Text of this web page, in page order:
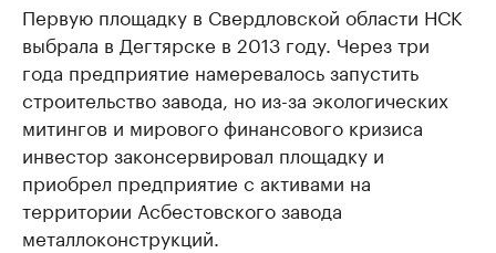
Первую площадку в Свердловской области НСК
выбрала в Дегтярске в 2013 году. Через три
года предприятие намеревалось запустить
строительство завода, но из-за экологических
митингов и мирового финансового кризиса
инвестор законсервировал площадку и
приобрел предприятие с активами на
территории Асбестовского завода
металлоконструкций.